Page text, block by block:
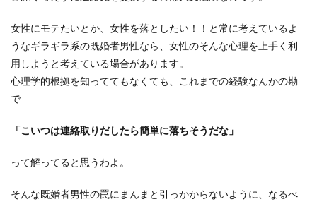
女性にモテたいとか、女性を落としたい！！と常に考えているよ
うなギラギラ系の既婚者男性なら、女性のそんな心理を上手く利
用しようと考えている場合があります。
心理学的根拠を知っててもなくても、これまでの経験なんかの勘
で
「こいつは連絡取りだしたら簡単に落ちそうだな」
って解ってると思うわよ。
そんな既婚者男性の罠にまんまと引っかからないように、なるべ